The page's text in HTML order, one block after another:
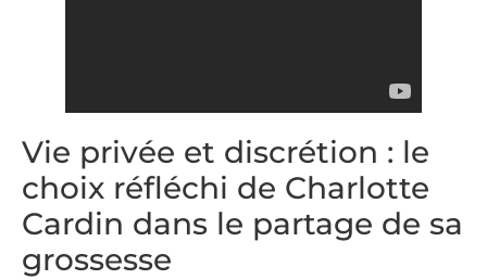
Vie privée et discrétion : le
choix réfléchi de Charlotte
Cardin dans le partage de sa
grossesse